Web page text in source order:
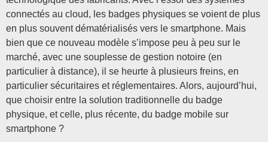
connectés au cloud, les badges physiques se voient de plus
en plus souvent dématérialisés vers le smartphone. Mais
bien que ce nouveau modèle s’impose peu à peu sur le
marché, avec une souplesse de gestion notoire (en
particulier à distance), il se heurte à plusieurs freins, en
particulier sécuritaires et réglementaires. Alors, aujourd’hui,
que choisir entre la solution traditionnelle du badge
physique, et celle, plus récente, du badge mobile sur
smartphone ?